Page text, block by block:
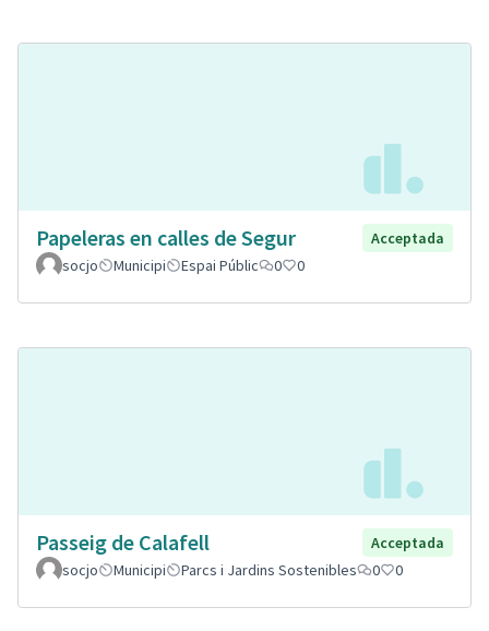
Papeleras en calles de Segur
Acceptada
socjo
Municipi Espai Públic 0 0
Passeig de Calafell
Acceptada
socjo
Municipi Parcs i Jardins Sostenibles 0 0